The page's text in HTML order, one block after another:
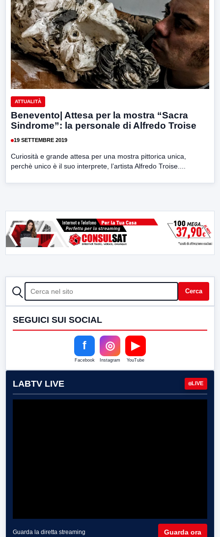
ATTUALITÀ
Benevento| Attesa per la mostra “Sacra
Sindrome”: la personale di Alfredo Troise
19 SETTEMBRE 2019
Curiosità e grande attesa per una mostra pittorica unica,
perchè unico è il suo interprete, l’artista Alfredo Troise....
CERCA Cerca
SEGUICI SUI SOCIAL
f
Facebook
◎
Instagram
▶
YouTube
LABTV LIVE LIVE
Guarda la diretta streaming Guarda ora